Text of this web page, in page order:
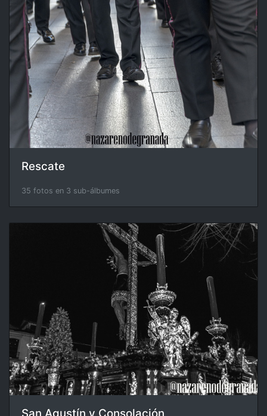
Rescate
35 fotos en 3 sub-álbumes